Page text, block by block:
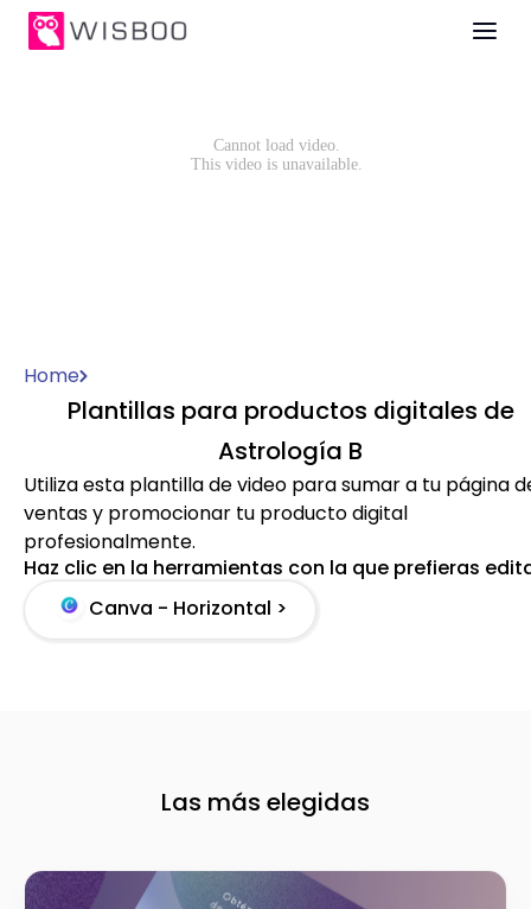
Home
Plantillas para productos digitales de
Astrología B
Utiliza esta plantilla de video para sumar a tu página
ventas y promocionar tu producto digital
profesionalmente.
Haz clic en la herramientas con la que prefieras
Canva - Horizontal >
Las más elegidas